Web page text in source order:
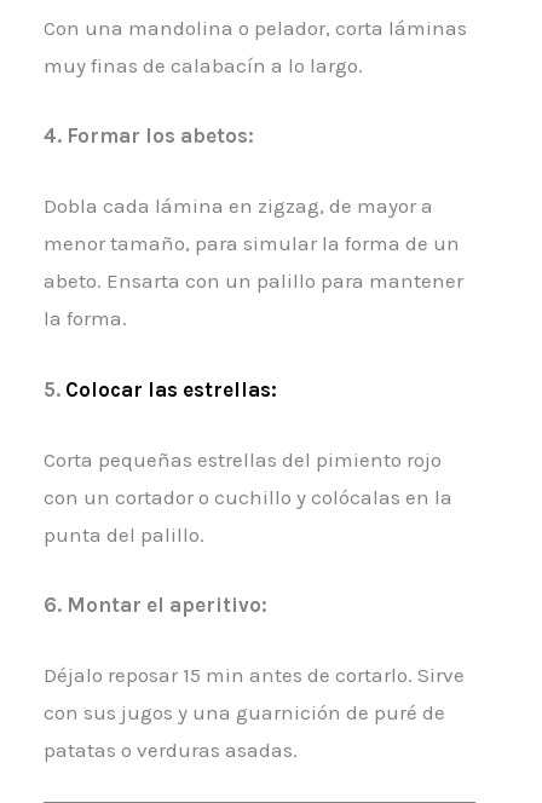
Con una mandolina o pelador, corta láminas
muy finas de calabacín a lo largo.
4. Formar los abetos:
Dobla cada lámina en zigzag, de mayor a
menor tamaño, para simular la forma de un
abeto. Ensarta con un palillo para mantener
la forma.
5. Colocar las estrellas:
Corta pequeñas estrellas del pimiento rojo
con un cortador o cuchillo y colócalas en la
punta del palillo.
6. Montar el aperitivo:
Déjalo reposar 15 min antes de cortarlo. Sirve
con sus jugos y una guarnición de puré de
patatas o verduras asadas.